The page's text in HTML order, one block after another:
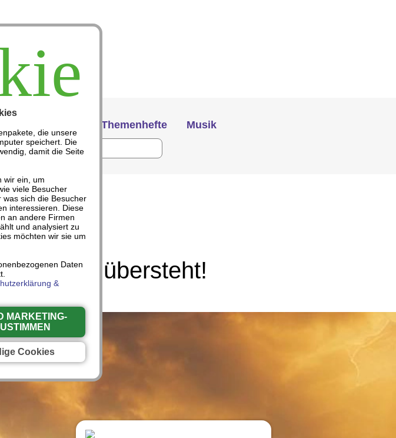
Themenhefte Musik
Zeit übersteht!
die unsere
speichert. Die
damit die Seite
wir ein, um
viele Besucher
sich die Besucher
interessieren. Diese
an andere Firmen
und analysiert zu
möchten wir sie um
Daten
&
MARKETING-
Cookies